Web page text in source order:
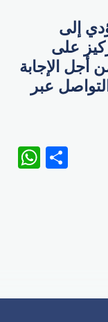
إلى
على
أجل الإجابة
عبر